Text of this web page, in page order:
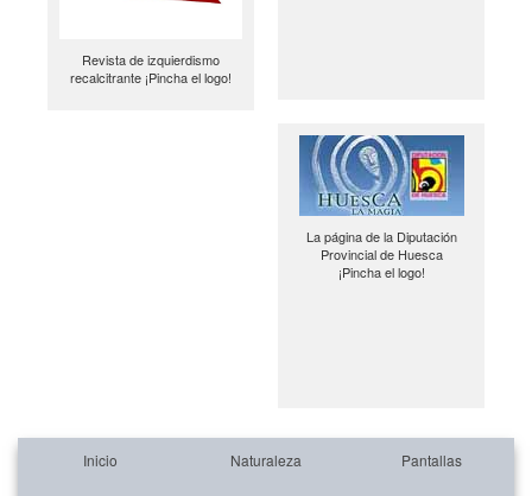
Revista de izquierdismo
recalcitrante ¡Pincha el logo!
La página de la Diputación
Provincial de Huesca
¡Pincha el logo!
Inicio Naturaleza Pantallas